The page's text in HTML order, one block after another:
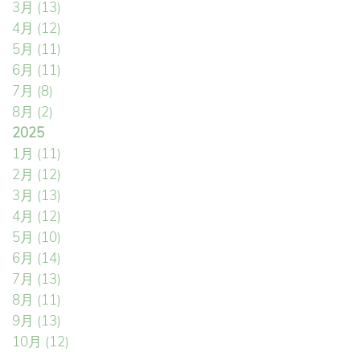
3月 (13)
4月 (12)
5月 (11)
6月 (11)
7月 (8)
8月 (2)
2025
1月 (11)
2月 (12)
3月 (13)
4月 (12)
5月 (10)
6月 (14)
7月 (13)
8月 (11)
9月 (13)
10月 (12)